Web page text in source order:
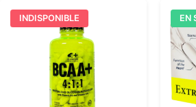
INDISPONIBLE EN